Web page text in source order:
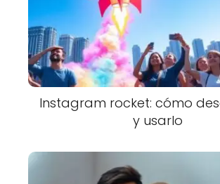
Instagram rocket: cómo
y usarlo